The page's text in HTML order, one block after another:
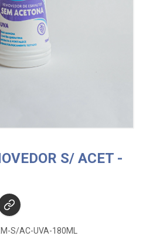
S/ ACET -
S/AC-UVA-180ML